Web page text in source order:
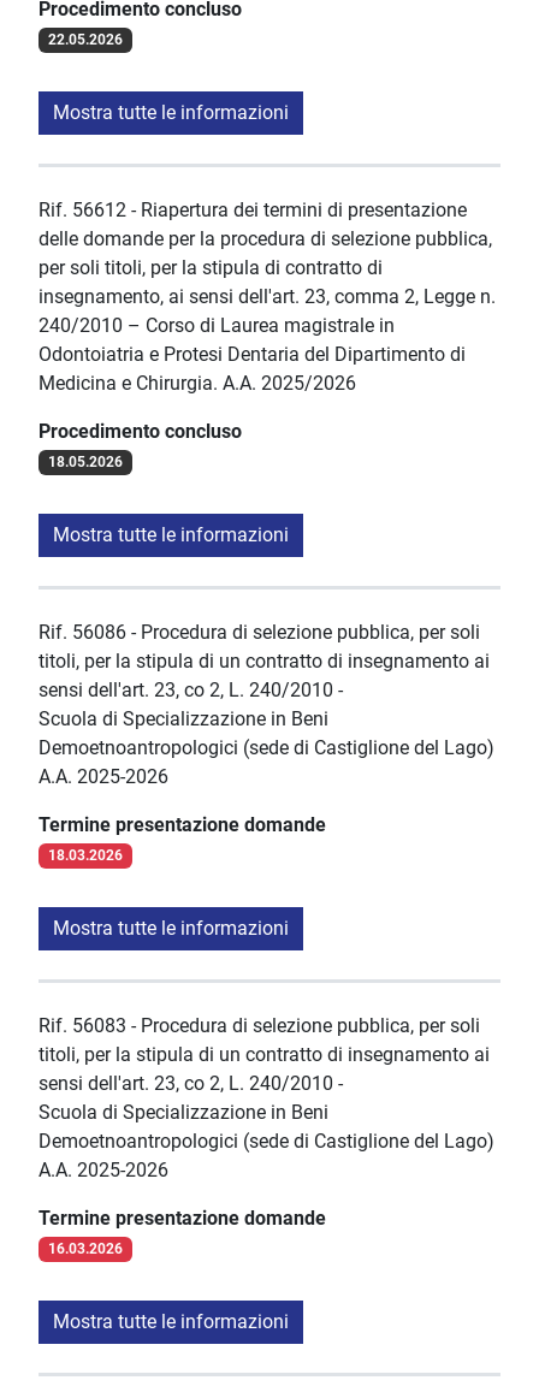
Procedimento concluso
22.05.2026
Mostra tutte le informazioni
Rif. 56612 - Riapertura dei termini di presentazione
delle domande per la procedura di selezione pubblica,
per soli titoli, per la stipula di contratto di
insegnamento, ai sensi dell'art. 23, comma 2, Legge n.
240/2010 – Corso di Laurea magistrale in
Odontoiatria e Protesi Dentaria del Dipartimento di
Medicina e Chirurgia. A.A. 2025/2026
Procedimento concluso
18.05.2026
Mostra tutte le informazioni
Rif. 56086 - Procedura di selezione pubblica, per soli
titoli, per la stipula di un contratto di insegnamento ai
sensi dell'art. 23, co 2, L. 240/2010 -
Scuola di Specializzazione in Beni
Demoetnoantropologici (sede di Castiglione del Lago)
A.A. 2025-2026
Termine presentazione domande
18.03.2026
Mostra tutte le informazioni
Rif. 56083 - Procedura di selezione pubblica, per soli
titoli, per la stipula di un contratto di insegnamento ai
sensi dell'art. 23, co 2, L. 240/2010 -
Scuola di Specializzazione in Beni
Demoetnoantropologici (sede di Castiglione del Lago)
A.A. 2025-2026
Termine presentazione domande
16.03.2026
Mostra tutte le informazioni